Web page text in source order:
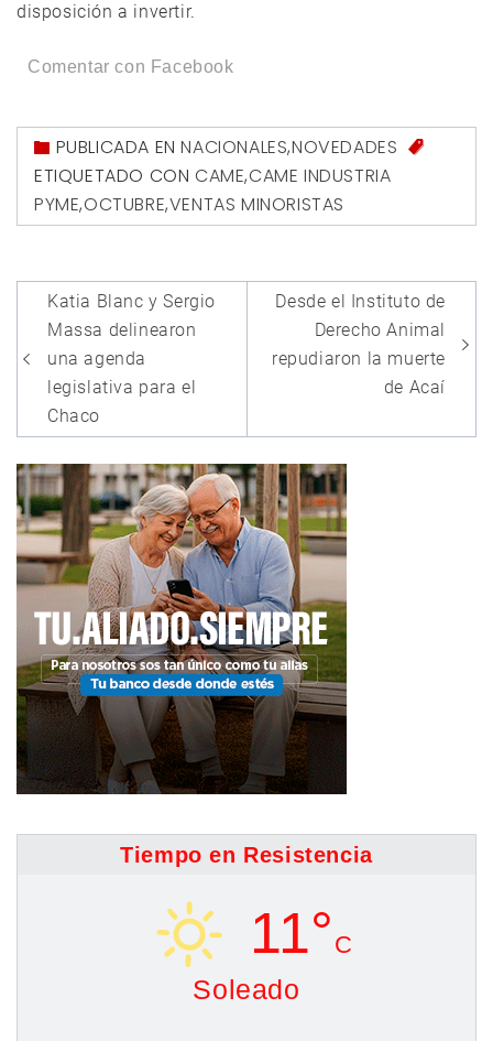
disposición a invertir.
Comentar con Facebook
PUBLICADA ENNACIONALES,NOVEDADES
ETIQUETADO CON CAME,CAME INDUSTRIA
PYME,OCTUBRE,VENTAS MINORISTAS
Navegación
de
entradas
Katia Blanc y Sergio
Massa delinearon
una agenda
legislativa para el
Chaco
Desde el Instituto de
Derecho Animal
repudiaron la muerte
de Acaí
Tiempo en Resistencia
11° C
Soleado